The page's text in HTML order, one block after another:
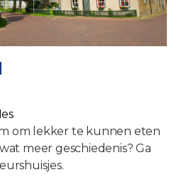
om lekker te kunnen eten
meer geschiedenis? Ga